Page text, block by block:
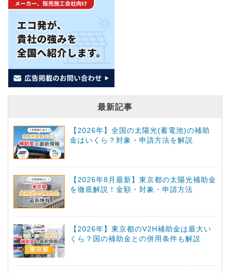
最新記事
【2026年】全国の太陽光(蓄電池)の補助
金はいくら？対象・申請方法を解説
【2026年8月最新】東京都の太陽光補助金
を徹底解説！金額・対象・申請方法
【2026年】東京都のV2H補助金は最大い
くら？国の補助金との併用条件も解説